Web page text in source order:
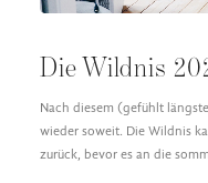
Die Wildnis
Nach diesem (gefühlt
wieder soweit. Die Wildnis
zurück, bevor es an die